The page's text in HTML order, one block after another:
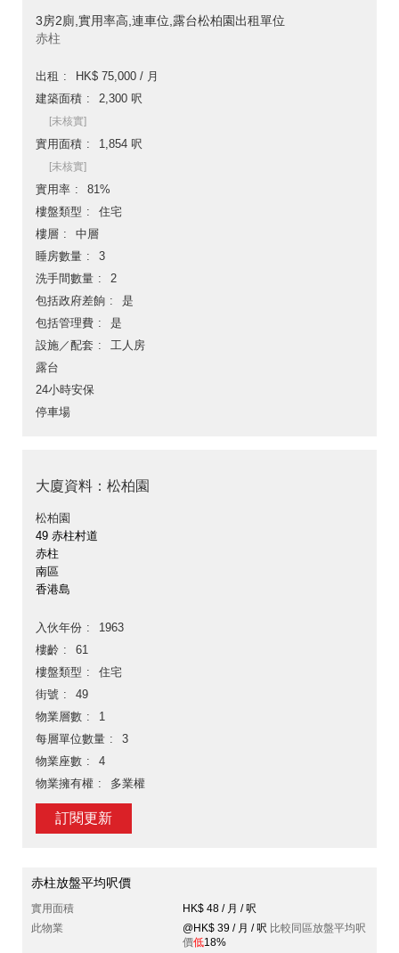
3房2廁,實用率高,連車位,露台松柏園出租單位
赤柱
出租
HK$ 75,000 / 月
建築面積
2,300 呎
[未核實]
實用面積 1,854 呎
[未核實]
實用率
81%
樓盤類型
住宅
樓層
中層
睡房數量
3
洗手間數量
2
包括政府差餉
是
包括管理費
是
設施／配套
工人房
露台
24小時安保
停車場
大廈資料：松柏園
松柏園
49 赤柱村道
赤柱
南區
香港島
入伙年份
1963
樓齡
61
樓盤類型
住宅
街號
49
物業層數
1
每層單位數量
3
物業座數
4
物業擁有權
多業權
訂閱更新
赤柱放盤平均呎價
實用面積
HK$ 48 / 月 / 呎
此物業
@HK$ 39 / 月 / 呎 比較同區放盤平均呎
價低18%